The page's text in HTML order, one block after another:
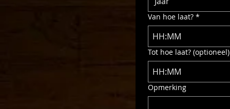
Van hoe laat? *
:
Tot hoe laat? (optioneel)
:
Opmerking